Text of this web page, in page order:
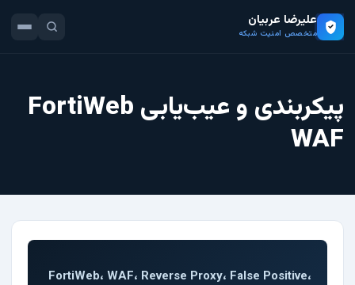
علیرضا عربیان
متخصص امنیت شبکه
پیکربندی و عیب‌یابی FortiWeb
WAF
FortiWeb، WAF، Reverse Proxy، False Positive،